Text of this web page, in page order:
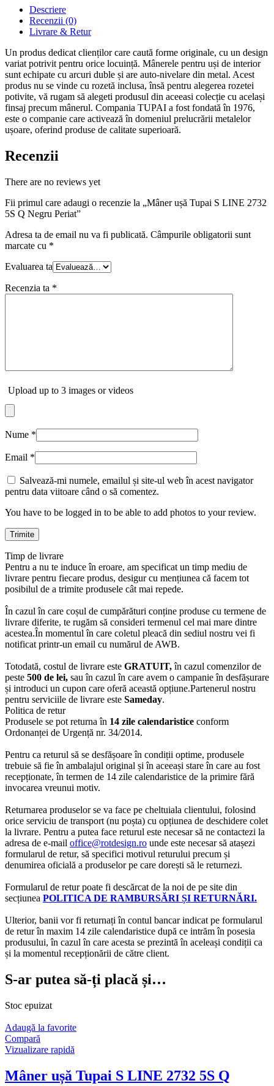
Descriere
Recenzii (0)
Livrare & Retur
Un produs dedicat clienților care caută forme originale, cu un design
variat potrivit pentru orice locuință. Mânerele pentru uși de interior
sunt echipate cu arcuri duble și are auto-nivelare din metal. Acest
produs nu se vinde cu rozetă inclusa, însă pentru alegerea rozetei
potivite, vă rugam să alegeti produsul din aceeasi colecție cu același
finsaj precum mânerul. Compania TUPAI a fost fondată în 1976,
este o companie care activează în domeniul prelucrării metalelor
ușoare, oferind produse de calitate superioară.
Recenzii
There are no reviews yet
Fii primul care adaugi o recenzie la „Mâner ușă Tupai S LINE 2732
5S Q Negru Periat”
Adresa ta de email nu va fi publicată. Câmpurile obligatorii sunt
marcate cu *
Evaluarea ta
Recenzia ta *
Upload up to 3 images or videos
Nume *
Email *
Salvează-mi numele, emailul și site-ul web în acest navigator
pentru data viitoare când o să comentez.
You have to be logged in to be able to add photos to your review.
Timp de livrare
Pentru a nu te induce în eroare, am specificat un timp mediu de
livrare pentru fiecare produs, desigur cu mențiunea că facem tot
posibilul de a trimite produsele cât mai repede.
În cazul în care coșul de cumpărături conține produse cu termene de
livrare diferite, te rugăm să consideri termenul cel mai mare dintre
acestea.În momentul în care coletul pleacă din sediul nostru vei fi
notificat printr-un email cu numărul de AWB.
Totodată, costul de livrare este GRATUIT,în cazul comenzilor de
peste 500 de lei, sau în cazul în care avem o campanie în desfășurare
și introduci un cupon care oferă această opțiune.Partenerul nostru
pentru serviciile de livrare este Sameday.
Politica de retur
Produsele se pot returna în 14 zile calendaristice conform
Ordonanței de Urgență nr. 34/2014.
Pentru ca returul să se desfășoare în condiții optime, produsele
trebuie să fie în ambalajul original și în aceeași stare în care au fost
recepționate, în termen de 14 zile calendaristice de la primire fără
invocarea vreunui motiv.
Returnarea produselor se va face pe cheltuiala clientului, folosind
orice serviciu de transport (nu poșta) cu opțiunea de deschidere colet
la livrare. Pentru a putea face returul este necesar să ne contactezi la
adresa de e-mail office@rotdesign.ro unde este necesar să atașezi
formularul de retur, să specifici motivul returului precum și
denumirea oficială a produselor pe care dorești să le returnezi.
Formularul de retur poate fi descărcat de la noi de pe site din
secțiunea POLITICA DE RAMBURSĂRI ȘI RETURNĂRI.
Ulterior, banii vor fi returnați în contul bancar indicat pe formularul
de retur în maxim 14 zile calendaristice după ce intrăm în posesia
produsului, în cazul în care acesta se prezintă în aceleași condiții ca
și la momentul recepționării de către client.
S-ar putea să-ți placă și…
Stoc epuizat
Adaugă la favorite
Compară
Vizualizare rapidă
Mâner ușă Tupai S LINE 2732 5S Q